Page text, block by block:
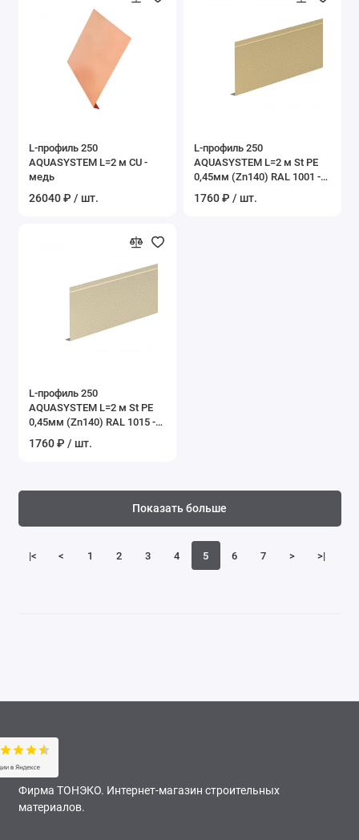
L-профиль 250
AQUASYSTEM L=2 м CU -
медь
26040 ₽ / шт.
L-профиль 250
AQUASYSTEM L=2 м St PE
0,45мм (Zn140) RAL 1001 -
1760 ₽ / шт.
L-профиль 250
AQUASYSTEM L=2 м St PE
0,45мм (Zn140) RAL 1015 -
1760 ₽ / шт.
|< < 1 2 3 4 5 6 7 > >|
Показать больше
Фирма ТОНЭКО. Интернет-магазин строительных
материалов.